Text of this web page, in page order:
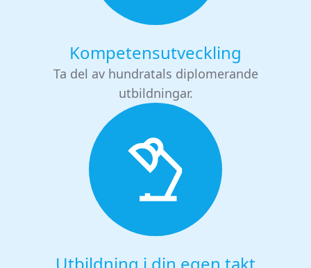
Kompetensutveckling
Ta del av hundratals diplomerande
utbildningar.
Utbildning i din egen takt